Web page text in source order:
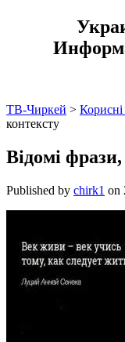
ТВ-Чиркей > Корисні
контексту
Відомі
Published by chirk1 on